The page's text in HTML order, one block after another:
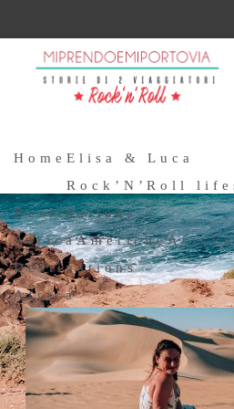
Home Elisa & Luca
Rock’N’Roll
Destinations
AfricaAmericheAsia
Destinations
Africa